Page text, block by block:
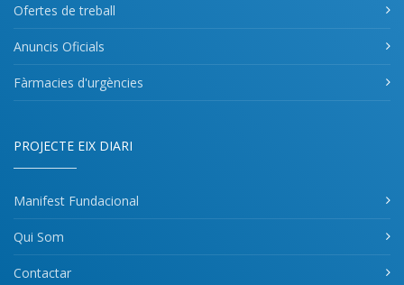
Ofertes de treball
Anuncis Oficials
Fàrmacies d'urgències
PROJECTE EIX DIARI
Manifest Fundacional
Qui Som
Contactar